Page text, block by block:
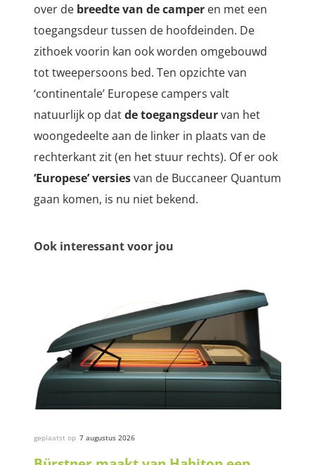
over de breedte van de camper en met een
toegangsdeur tussen de hoofdeinden. De
zithoek voorin kan ook worden omgebouwd
tot tweepersoons bed. Ten opzichte van
‘continentale’ Europese campers valt
natuurlijk op datde toegangsdeurvan het
woongedeelte aan de linker in plaats van de
rechterkant zit (en het stuur rechts). Of er ook
‘Europese’ versiesvan de Buccaneer Quantum
gaan komen, is nu niet bekend.
Ook interessant voor jou
geplaatst op 7 augustus 2026